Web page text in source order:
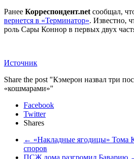
Ранее Корреспондент.net сообщал,
вернется в «Терминатор». Известно,
роль Сары Коннор в первых двух
Источник
Share the post "Кэмерон назвал три
«кошмарами»"
Facebook
Twitter
Shares
← «Накладные ягодицы» Тома
споров